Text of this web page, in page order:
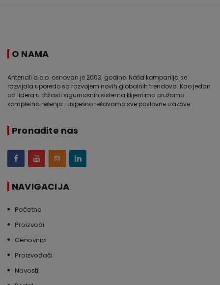
O NAMA
Antenall d.o.o. osnovan je 2003. godine. Naša kompanija se
razvijala uporedo sa razvojem novih globalnih trendova. Kao jedan
od lidera u oblasti sigurnosnih sistema klijentima pružamo
kompletna rešenja i uspešno rešavamo sve poslovne izazove.
Pronađite nas
NAVIGACIJA
Početna
Proizvodi
Cenovnici
Proizvođači
Novosti